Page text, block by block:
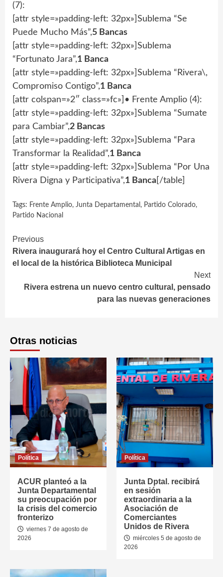
(7):
[attr style=»padding-left: 32px»]Sublema “Se
Puede Mucho Más”,5 Bancas
[attr style=»padding-left: 32px»]Sublema
“Fortunato Jara”,1 Banca
[attr style=»padding-left: 32px»]Sublema “Rivera\,
Compromiso Contigo”,1 Banca
[attr colspan=»2″ class=»fc»]• Frente Amplio (4):
[attr style=»padding-left: 32px»]Sublema “Sumate
para Cambiar”,2 Bancas
[attr style=»padding-left: 32px»]Sublema “Para
Transformar la Realidad”,1 Banca
[attr style=»padding-left: 32px»]Sublema “Por Una
Rivera Digna y Participativa”,1 Banca [/table]
Tags: Frente Amplio, Junta Departamental , Partido Colorado,
Partido Nacional
Continue
Reading
Previous
Rivera inaugurará hoy el Centro Cultural Artigas en
el local de la histórica Biblioteca Municipal
Next
Rivera estrena un nuevo centro cultural, pensado
para las nuevas generaciones
Otras noticias
Política
ACUR planteó a la
Junta Departamental
su preocupación por
la crisis del comercio
fronterizo
viernes 7 de agosto de
2026
Política
Junta Dptal. recibirá
en sesión
extraordinaria a la
Asociación de
Comerciantes
Unidos de Rivera
miércoles 5 de agosto de
2026